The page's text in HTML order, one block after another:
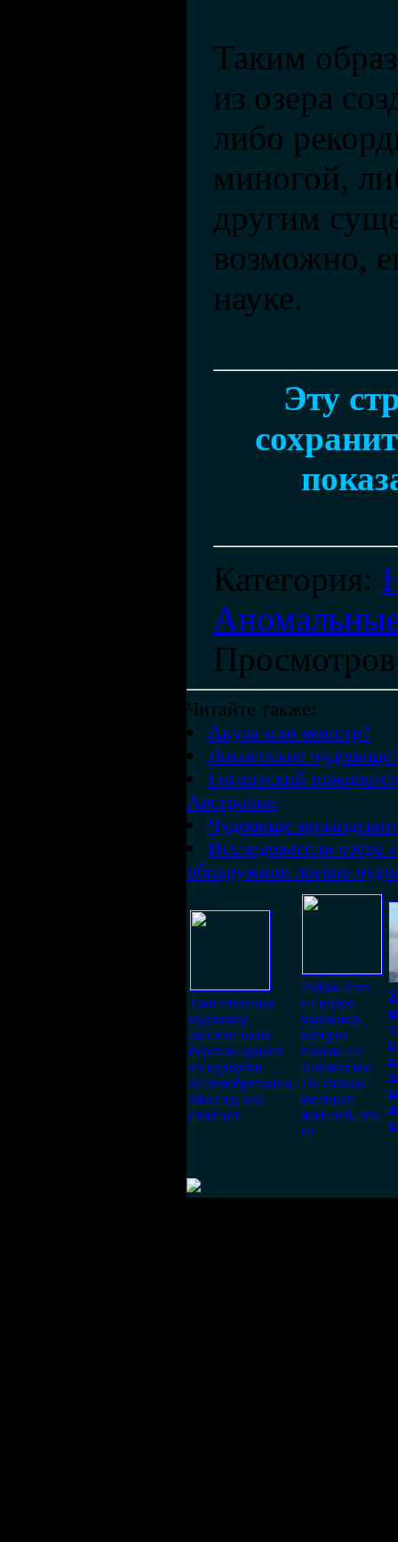
Таким
из озера
либо
миногой,
другим
возможно,
науке.
Эту
Категория:
Просмотров
Читайте также:
Акула или монстр?
Лохнесское
Гигантский
Австралии
Чудовище
Исследователи озера
обнаружили логово
Таинственное
чудовище
засняли возле
берегов одного
из курортов
Великобритании.
Монстр, как
считают
Рыбак снял
на видео
чудовище,
которое
похоже на
Лохнесское.
По словам
местных
жителей, это
не